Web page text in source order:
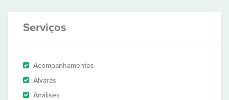
Serviços
Acompanhamentos
Alvarás
Análises